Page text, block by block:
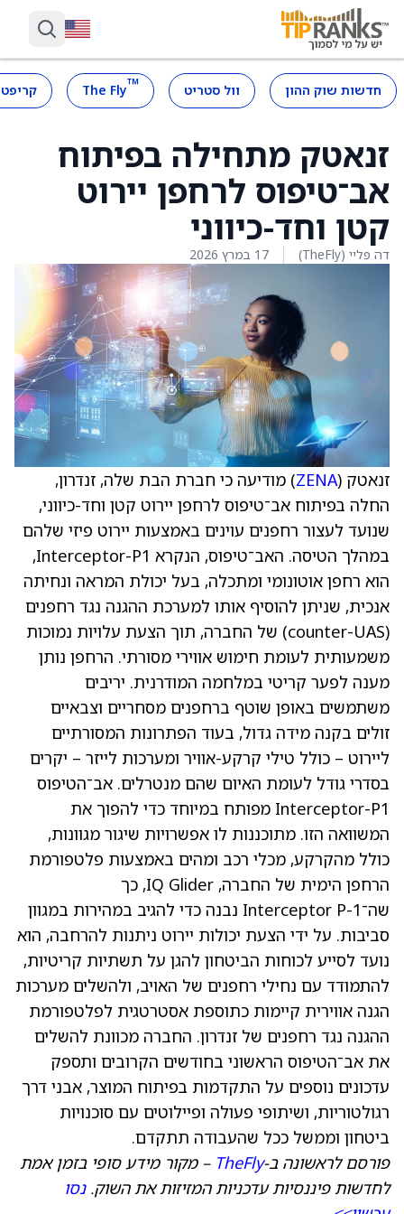
חדשות שוק ההון וול סטריט ™
The Fly
זנאטק מתחילה בפיתוח
אב־טיפוס לרחפן יירוט
קטן וחד-כיווני
דה פליי (TheFly) 17 במרץ 2026
זנאטק (ZENA) מודיעה כי חברת הבת שלה, זנדרון,
החלה בפיתוח אב־טיפוס לרחפן יירוט קטן וחד-כיווני,
שנועד לעצור רחפנים עוינים באמצעות יירוט פיזי שלהם
במהלך הטיסה. האב־טיפוס, הנקרא Interceptor-P1,
הוא רחפן אוטונומי ומתכלה, בעל יכולת המראה ונחיתה
אנכית, שניתן להוסיף אותו למערכת ההגנה נגד רחפנים
(counter-UAS) של החברה, תוך הצעת עלויות נמוכות
משמעותית לעומת חימוש אווירי מסורתי. הרחפן נותן
מענה לפער קריטי במלחמה המודרנית. יריבים
משתמשים באופן שוטף ברחפנים מסחריים וצבאיים
זולים בקנה מידה גדול, בעוד הפתרונות המסורתיים
ליירוט – כולל טילי קרקע-אוויר ומערכות לייזר – יקרים
בסדרי גודל לעומת האיום שהם מנטרלים. אב־הטיפוס
Interceptor-P1 מפותח במיוחד כדי להפוך את
המשוואה הזו. מתוכננות לו אפשרויות שיגור מגוונות,
כולל מהקרקע, מכלי רכב ומהים באמצעות פלטפורמת
הרחפן הימית של החברה, IQ Glider, כך
שה־Interceptor P-1 נבנה כדי להגיב במהירות במגוון
סביבות. על ידי הצעת יכולות יירוט ניתנות להרחבה, הוא
נועד לסייע לכוחות הביטחון להגן על תשתיות קריטיות,
להתמודד עם נחילי רחפנים של האויב, ולהשלים מערכות
הגנה אווירית קיימות כתוספת אסטרטגית לפלטפורמת
ההגנה נגד רחפנים של זנדרון. החברה מכוונת להשלים
את אב־הטיפוס הראשוני בחודשים הקרובים ותספק
עדכונים נוספים על התקדמות בפיתוח המוצר, אבני דרך
רגולטוריות, ושיתופי פעולה ופיילוטים עם סוכנויות
ביטחון וממשל ככל שהעבודה תתקדם.
פורסם לראשונה ב-TheFly – מקור מידע סופי בזמן אמת
לחדשות פיננסיות עדכניות המזיזות את השוק.נסו